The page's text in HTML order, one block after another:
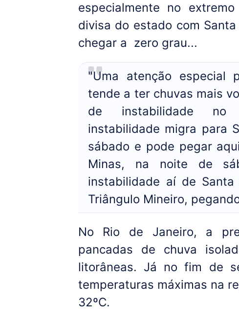
especialmente no
divisa do estado com
chegar a zero grau...
"Uma atenção especial
tende a ter chuvas mais
de instabilidade
instabilidade migra para
sábado e pode pegar
Minas, na noite de
instabilidade aí de
Triângulo Mineiro,
No Rio de Janeiro, a
pancadas de chuva
litorâneas. Já no fim de
temperaturas máximas na
32ºC.